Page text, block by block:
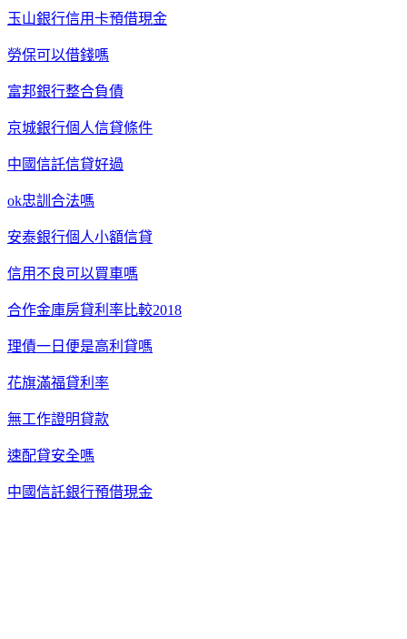
玉山銀行信用卡預借現金
勞保可以借錢嗎
富邦銀行整合負債
京城銀行個人信貸條件
中國信託信貸好過
ok忠訓合法嗎
安泰銀行個人小額信貸
信用不良可以買車嗎
合作金庫房貸利率比較2018
理債一日便是高利貸嗎
花旗滿福貸利率
無工作證明貸款
速配貸安全嗎
中國信託銀行預借現金